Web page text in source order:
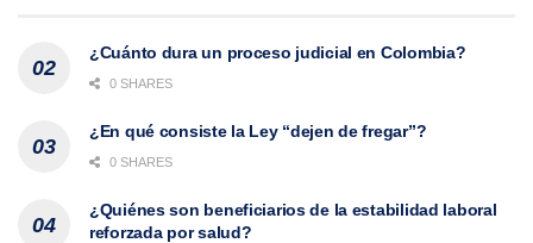
¿Cuánto dura un proceso judicial en Colombia?
0 SHARES
¿En qué consiste la Ley “dejen de fregar”?
0 SHARES
¿Quiénes son beneficiarios de la estabilidad laboral
reforzada por salud?